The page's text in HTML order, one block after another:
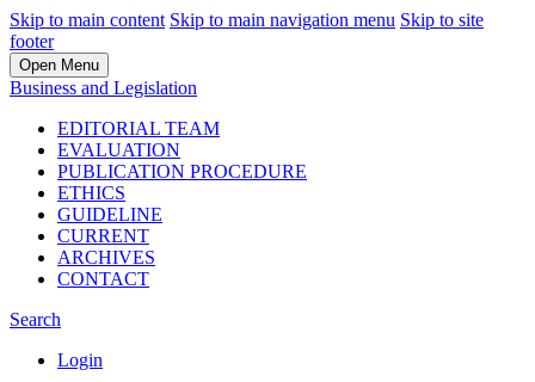
Skip to main content Skip to main navigation menu Skip to site
footer
Open Menu
Business and Legislation
EDITORIAL TEAM
EVALUATION
PUBLICATION PROCEDURE
ETHICS
GUIDELINE
CURRENT
ARCHIVES
CONTACT
Search
Login